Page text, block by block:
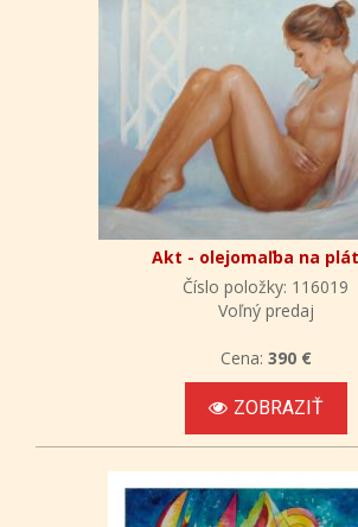
Akt - olejomaľba na
Číslo položky: 116019
Voľný predaj
Cena: 390 €
ZOBRAZIŤ